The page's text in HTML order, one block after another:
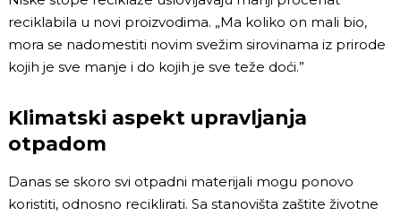
reciklabila u novi proizvodima. „Ma koliko on mali bio,
mora se nadomestiti novim svežim sirovinama iz prirode
kojih je sve manje i do kojih je sve teže doći.”
Klimatski aspekt upravljanja
otpadom
Danas se skoro svi otpadni materijali mogu ponovo
koristiti, odnosno reciklirati. Sa stanovišta zaštite životne